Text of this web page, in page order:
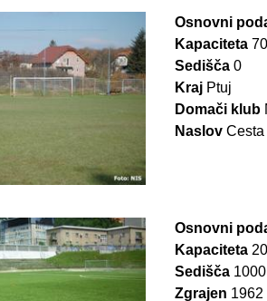
Osnovni
Kapaciteta
Sedišča 0
Kraj Ptuj
Domači klub
Naslov Cesta
Osnovni
Kapaciteta
Sedišča 1000
Zgrajen 1962